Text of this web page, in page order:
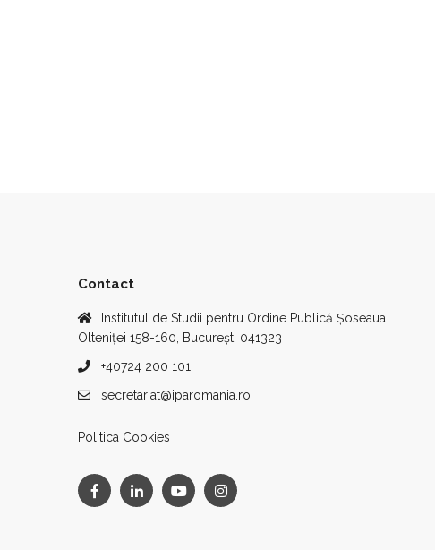
Contact
Institutul de Studii pentru Ordine Publică Șoseaua
Olteniței 158-160, București 041323
+40724 200 101
secretariat@iparomania.ro
Politica Cookies